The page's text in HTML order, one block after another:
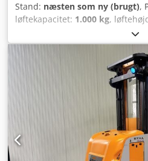
Stand: næsten som ny (brugt),
løftekapacitet: 1.000 kg,
,
brændstoftype:elektrisk,
model: STILL EK-X 10 Mast:
Kategori: Demo Mast: 2W
2480 mm Løftehøjde: 4350 mm
Csdpfezq Ulmjx Ag Tsha
højde: 5350 mm Initialløft: Ja
2020 Timer: 439 timer
Karrosseri = 980 mm !! 2 x Blue